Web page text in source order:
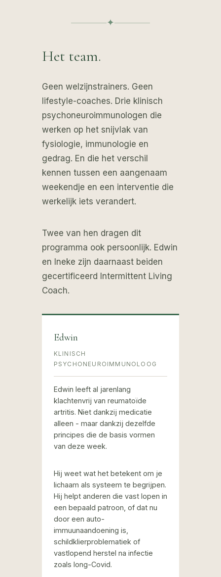
✦
Het team.
Geen welzijnstrainers. Geen
lifestyle-coaches. Drie klinisch
psychoneuroimmunologen die
werken op het snijvlak van
fysiologie, immunologie en
gedrag. En die het verschil
kennen tussen een aangenaam
weekendje en een interventie die
werkelijk iets verandert.
Twee van hen dragen dit
programma ook persoonlijk. Edwin
en Ineke zijn daarnaast beiden
gecertificeerd Intermittent Living
Coach.
Edwin
KLINISCH
PSYCHONEUROIMMUNOLOOG
Edwin leeft al jarenlang
klachtenvrij van reumatoïde
artritis. Niet dankzij medicatie
alleen - maar dankzij dezelfde
principes die de basis vormen
van deze week.
Hij weet wat het betekent om je
lichaam als systeem te begrijpen.
Hij helpt anderen die vast lopen in
een bepaald patroon, of dat nu
door een auto-
immuunaandoening is,
schildklierproblematiek of
vastlopend herstel na infectie
zoals long-Covid.